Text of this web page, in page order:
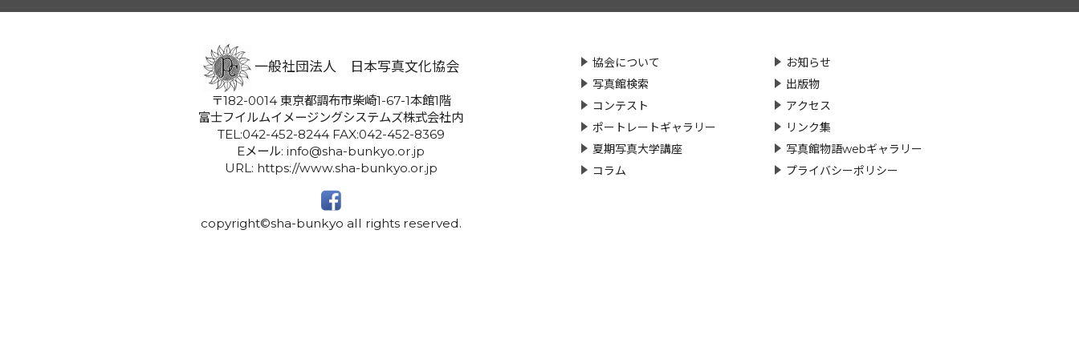
協会について
写真館検索
コンテスト
ポートレートギャラリー
夏期写真大学講座
コラム
お知らせ
出版物
アクセス
リンク集
写真館物語webギャラリー
プライバシーポリシー
一般社団法人 日本写真文化協会
〒182-0014 東京都調布市柴崎1-67-1本館1階
富士フイルムイメージングシステムズ株式会社内
TEL:042-452-8244 FAX:042-452-8369
Eメール: info@sha-bunkyo.or.jp
URL: https://www.sha-bunkyo.or.jp
copyright©sha-bunkyo all rights reserved.